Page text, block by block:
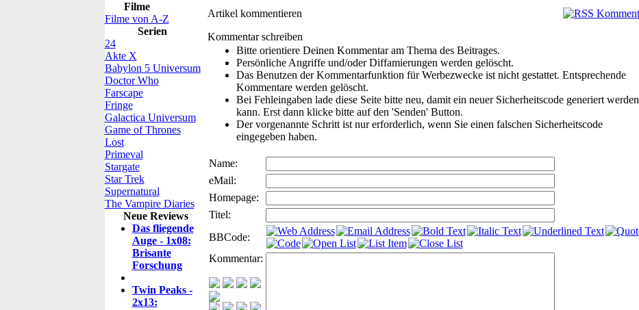
Filme
Filme von A-Z
Serien
24
Akte X
Babylon 5 Universum
Doctor Who
Farscape
Fringe
Galactica Universum
Game of Thrones
Lost
Primeval
Stargate
Star Trek
Supernatural
The Vampire Diaries
Neue Reviews
Das fliegende
Auge - 1x08:
Brisante
Forschung
Twin Peaks -
2x13:
Artikel kommentieren
Kommentar schreiben
Bitte orientiere Deinen Kommentar am Thema des Beitrages.
Persönliche Angriffe und/oder Diffamierungen werden gelöscht.
Das Benutzen der Kommentarfunktion für Werbezwecke ist nicht gestattet. Entsprechende
Kommentare werden gelöscht.
Bei Fehleingaben lade diese Seite bitte neu, damit ein neuer Sicherheitscode generiert werden
kann. Erst dann klicke bitte auf den 'Senden' Button.
Der vorgenannte Schritt ist nur erforderlich, wenn Sie einen falschen Sicherheitscode
eingegeben haben.
Name:
eMail:
Homepage:
Titel:
BBCode:
Kommentar: